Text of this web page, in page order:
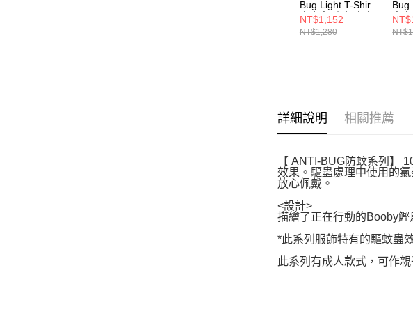
Bug Light T-Shirt
中大童 防蟲 中大
童 短袖上衣 淺卡
其綠
NT$1,152
NT$1,280
Bug
中大
童
詳細說明 相關推薦
【 ANTI-BUG防蚊系列】
效果。驅蟲處理中使用的
放心佩戴。
<設計>
描繪了正在行動的Booby
*此系列服飾特有的驅蚊蟲
此系列有成人款式，可作親